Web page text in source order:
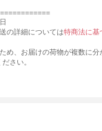
の詳細については特商法に基
め、お届けの荷物が複数に分
さい。